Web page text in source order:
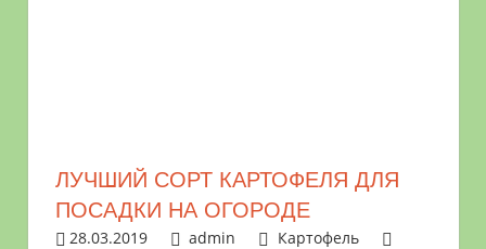
дачного
участка
ЛУЧШИЙ СОРТ КАРТОФЕЛЯ ДЛЯ
ПОСАДКИ НА ОГОРОДЕ
28.03.2019 admin
Картофель